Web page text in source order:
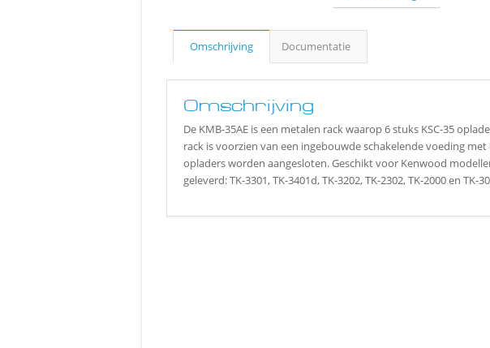
Omschrijving Documentatie
Omschrijving
De KMB-35AE is een metalen rack waarop 6 stuks KSC-35
rack is voorzien van een ingebouwde schakelende voeding met
opladers worden aangesloten. Geschikt voor Kenwood
geleverd: TK-3301, TK-3401d, TK-3202, TK-2302, TK-2000 en TK-